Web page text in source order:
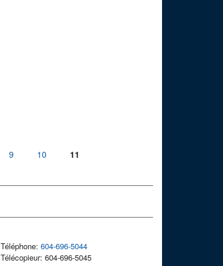
9 10 11
Téléphone: 604-696-5044
Télécopieur: 604-696-5045